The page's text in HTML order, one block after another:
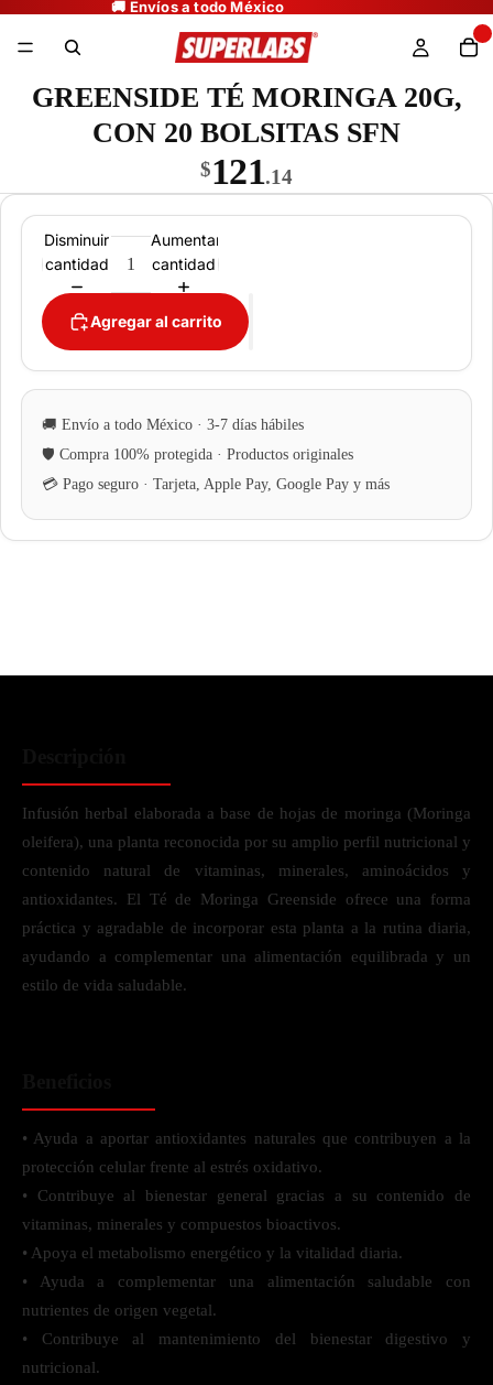
GREENSIDE TÉ MORINGA 20G,
CON 20 BOLSITAS SFN
$121.14
Disminuir
cantidad
Aumentar
cantidad
Agregar al carrito
Infusión herbal elaborada a base de hojas de moringa (Moringa
oleifera), una planta reconocida por su amplio perfil nutricional y
contenido natural de vitaminas, minerales, aminoácidos y
antioxidantes. El Té de Moringa Greenside ofrece una forma
práctica y agradable de incorporar esta planta a la rutina diaria,
ayudando a complementar una alimentación equilibrada y un
estilo de vida saludable.
• Ayuda a aportar antioxidantes naturales que contribuyen a la
protección celular frente al estrés oxidativo.
• Contribuye al bienestar general gracias a su contenido de
vitaminas, minerales y compuestos bioactivos.
• Apoya el metabolismo energético y la vitalidad diaria.
• Ayuda a complementar una alimentación saludable con
nutrientes de origen vegetal.
• Contribuye al mantenimiento del bienestar digestivo y
nutricional.